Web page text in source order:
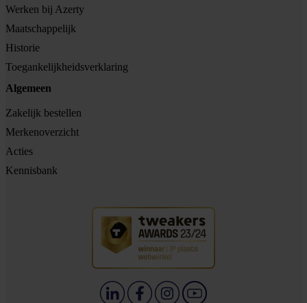
Werken bij Azerty
Maatschappelijk
Historie
Toegankelijkheidsverklaring
Algemeen
Zakelijk bestellen
Merkenoverzicht
Acties
Kennisbank